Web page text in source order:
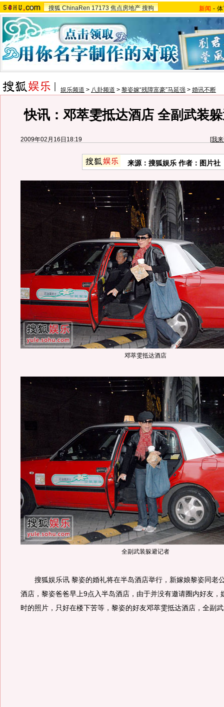
搜狐 ChinaRen 17173 焦点房地产 搜狗 新闻 -
娱乐频道 > 八卦频道 > 黎姿嫁“残障富豪”马延强 > 婚讯不断
快讯：邓萃雯抵达酒店 全副武装
2009年02月16日18:19 [我
来源：搜狐娱乐 作者：图片社
邓萃雯抵达酒店
全副武装躲避记者
搜狐娱乐讯 黎姿的婚礼将在半岛酒店举行，新嫁娘黎姿同老
酒店，黎姿爸爸早上9点入半岛酒店，由于并没有邀请圈内好友，
时的照片，只好在楼下苦等，黎姿的好友邓萃雯抵达酒店，全副